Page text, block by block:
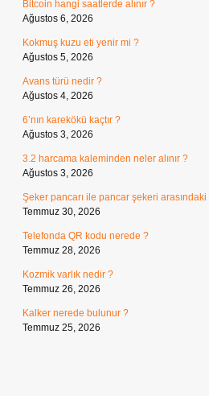
Bitcoin hangi saatlerde alınır ?
Ağustos 6, 2026
Kokmuş kuzu eti yenir mi ?
Ağustos 5, 2026
Avans türü nedir ?
Ağustos 4, 2026
6’nın karekökü kaçtır ?
Ağustos 3, 2026
3.2 harcama kaleminden neler alınır ?
Ağustos 3, 2026
Şeker pancarı ile pancar şekeri
Temmuz 30, 2026
Telefonda QR kodu nerede ?
Temmuz 28, 2026
Kozmik varlık nedir ?
Temmuz 26, 2026
Kalker nerede bulunur ?
Temmuz 25, 2026